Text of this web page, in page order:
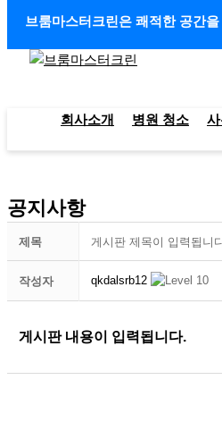
콘텐츠로 건너뛰기
브룸마스터크린은 쾌적한 공간
회사소개 병원 청소
공지사항
제목 게시판 제목이 입력됩니
작성자 qkdalsrb12
게시판 내용이 입력됩니다.